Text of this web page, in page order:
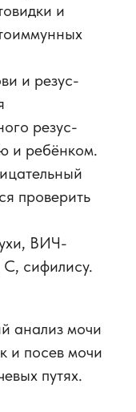
и
и резус-
резус-
и ребёнком.
проверить
ВИЧ-
сифилису.
анализ мочи
и посев мочи
путях.